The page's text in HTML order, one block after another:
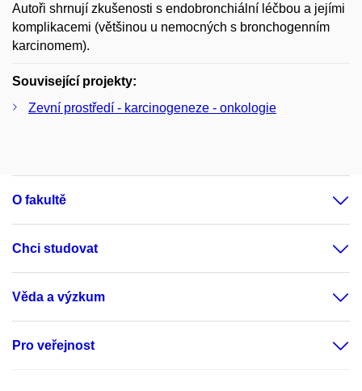
Autoři shrnují zkušenosti s endobronchiální léčbou a jejími
komplikacemi (většinou u nemocných s bronchogenním
karcinomem).
Související projekty:
Zevní prostředí - karcinogeneze - onkologie
O fakultě
Chci studovat
Věda a výzkum
Pro veřejnost